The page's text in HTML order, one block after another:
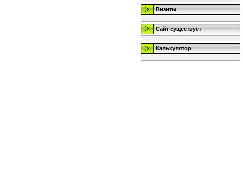
Визиты
Сайт существует
Калькулятор